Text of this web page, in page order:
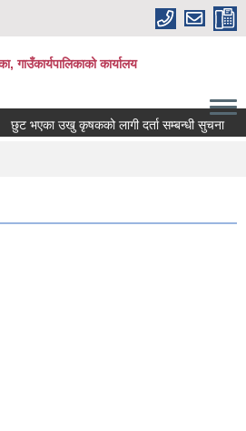
गाउँकार्यपालिकाको कार्यालय
छुट भएका उखु कृषकको लागी दर्ता सम्बन्धी सुचना